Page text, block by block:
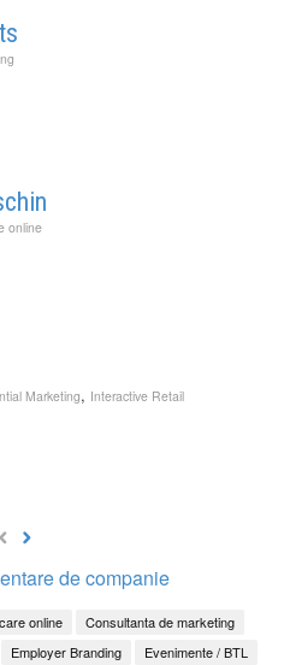
online
Marketing, Interactive Retail
de companie
online
Consultanta de marketing
Employer Branding Evenimente / BTL